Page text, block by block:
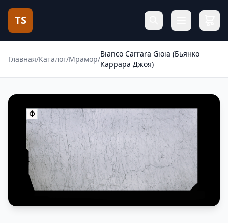
TS
Главная/Каталог/Мрамор/
Bianco Carrara Gioia (Бьянко
Каррара Джоя)